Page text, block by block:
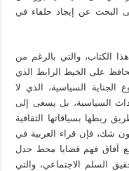
البحث عن إيجاد حلفاء في
الكتاب، والتي بالرغم من
تحافظ على الخيط الرابط الذي
الجناية السياسية، الذي لا
السياسية، بل يسعى إلى
ربطها بسياقاتها الثقافية
شك، فإن قراء العربية في
آفاق فهم قضايا محط جدل
السلم الاجتماعي، والتي